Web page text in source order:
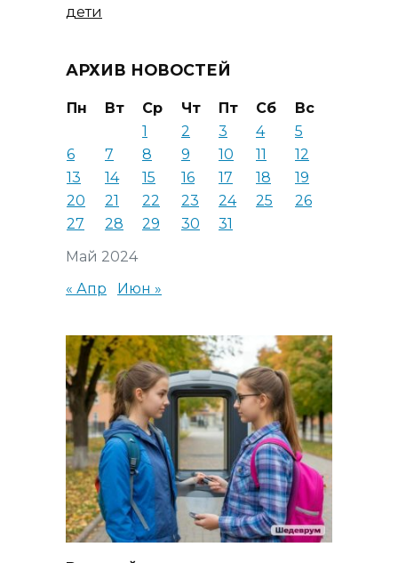
дети
АРХИВ НОВОСТЕЙ
Май 2024
Пн Вт Ср Чт Пт Сб
Вс
1
2 3 4
5
6
7 8 9 10 11
12
13
14 15 16 17 18
19
20
21 22 23 24 25
26
27
28 29 30 31
« Апр Июн »